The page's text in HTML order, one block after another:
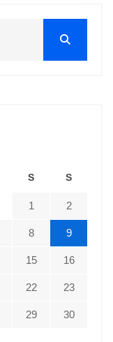
S S
1 2
8 9
15 16
22 23
29 30